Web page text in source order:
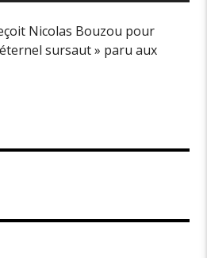
Nicolas Bouzou pour
sursaut » paru aux